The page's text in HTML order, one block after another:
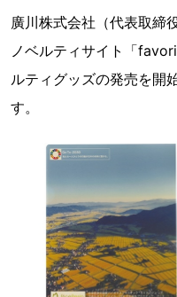
廣川株式会社（代表取
ノベルティサイト「
ルティグッズの発売を開
す。